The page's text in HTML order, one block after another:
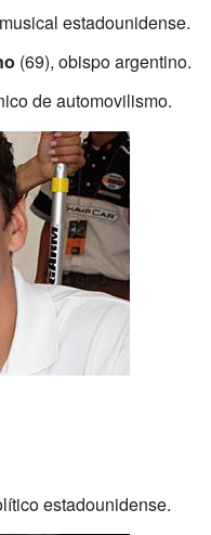
estadounidense.
(69), obispo argentino.
de automovilismo.
estadounidense.